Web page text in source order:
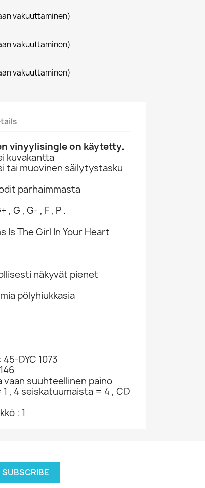
vakuuttaminen)
vakuuttaminen)
vakuuttaminen)
vinyylisingle on käytetty.
kuvakantta
tai muovinen säilytystasku
parhaimmasta
, G , G- , F , P .
Is The Girl In Your Heart
näkyvät pienet
pölyhiukkasia
DYC 1073
vaan suuhteellinen paino
, 4 seiskatuumaista = 4 , CD
: 1